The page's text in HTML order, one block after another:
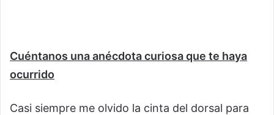
Cuéntanos una anécdota curiosa que te haya
ocurrido
Casi siempre me olvido la cinta del dorsal para